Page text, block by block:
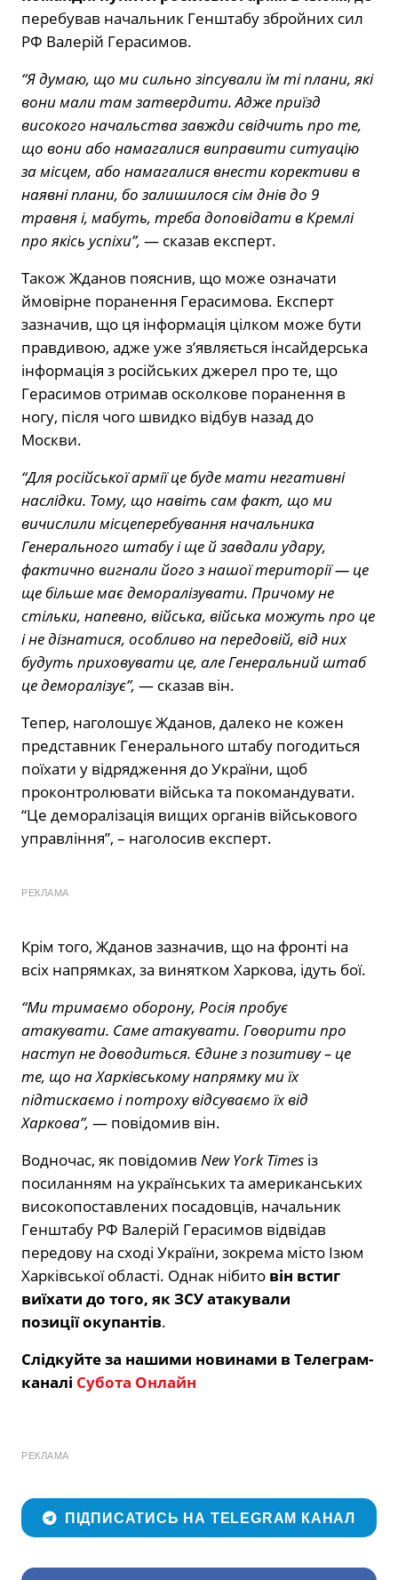
перебував начальник Генштабу збройних сил
РФ Валерій Герасимов.
“Я думаю, що ми сильно зіпсували їм ті плани, які
вони мали там затвердити. Адже приїзд
високого начальства завжди свідчить про те,
що вони або намагалися виправити ситуацію
за місцем, або намагалися внести корективи в
наявні плани, бо залишилося сім днів до 9
травня і, мабуть, треба доповідати в Кремлі
про якісь успіхи”, — сказав експерт.
Також Жданов пояснив, що може означати
ймовірне поранення Герасимова. Експерт
зазначив, що ця інформація цілком може бути
правдивою, адже уже з’являється інсайдерська
інформація з російських джерел про те, що
Герасимов отримав осколкове поранення в
ногу, після чого швидко відбув назад до
Москви.
“Для російської армії це буде мати негативні
наслідки. Тому, що навіть сам факт, що ми
вичислили місцеперебування начальника
Генерального штабу і ще й завдали удару,
фактично вигнали його з нашої території — це
ще більше має деморалізувати. Причому не
стільки, напевно, війська, війська можуть про це
і не дізнатися, особливо на передовій, від них
будуть приховувати це, але Генеральний штаб
це деморалізує”, — сказав він.
Тепер, наголошує Жданов, далеко не кожен
представник Генерального штабу погодиться
поїхати у відрядження до України, щоб
проконтролювати війська та покомандувати.
“Це деморалізація вищих органів військового
управління”, – наголосив експерт.
РЕКЛАМА
Крім того, Жданов зазначив, що на фронті на
всіх напрямках, за винятком Харкова, ідуть бої.
“Ми тримаємо оборону, Росія пробує
атакувати. Саме атакувати. Говорити про
наступ не доводиться. Єдине з позитиву – це
те, що на Харківському напрямку ми їх
підтискаємо і потроху відсуваємо їх від
Харкова”, — повідомив він.
Водночас, як повідомив New York Times із
посиланням на українських та американських
високопоставлених посадовців, начальник
Генштабу РФ Валерій Герасимов відвідав
передову на сході України, зокрема місто Ізюм
Харківської області. Однак нібито він встиг
виїхати до того, як ЗСУ атакували
позиції окупантів.
Слідкуйте за нашими новинами в Телеграм-
каналі Субота Онлайн
РЕКЛАМА
ПІДПИСАТИСЬ НА TELEGRAM КАНАЛ